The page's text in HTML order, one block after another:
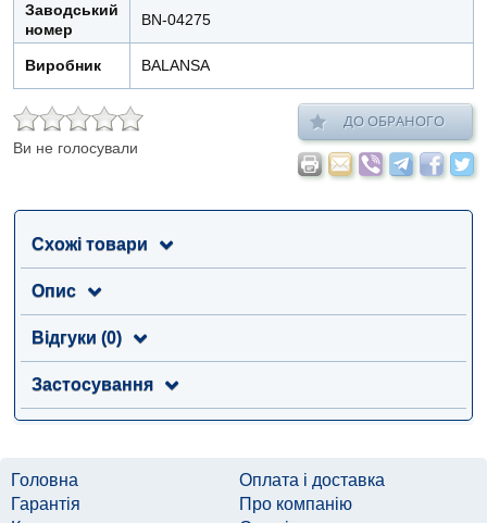
Заводський
номер
BN-04275
Виробник BALANSA
Ви не голосували
ДО ОБРАНОГО
Схожі товари
Опис
Відгуки (0)
Застосування
Головна
Оплата і доставка
Гарантія
Про компанію